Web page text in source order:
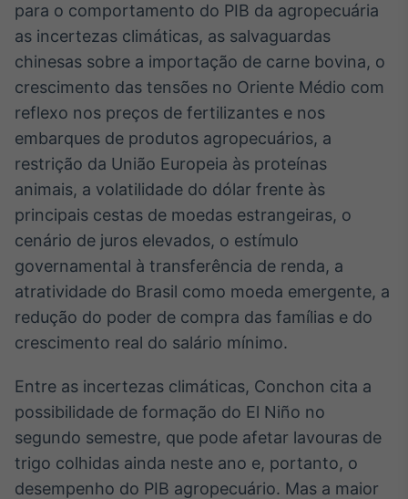
para o comportamento do PIB da agropecuária
as incertezas climáticas, as salvaguardas
chinesas sobre a importação de carne bovina, o
crescimento das tensões no Oriente Médio com
reflexo nos preços de fertilizantes e nos
embarques de produtos agropecuários, a
restrição da União Europeia às proteínas
animais, a volatilidade do dólar frente às
principais cestas de moedas estrangeiras, o
cenário de juros elevados, o estímulo
governamental à transferência de renda, a
atratividade do Brasil como moeda emergente, a
redução do poder de compra das famílias e do
crescimento real do salário mínimo.
Entre as incertezas climáticas, Conchon cita a
possibilidade de formação do El Niño no
segundo semestre, que pode afetar lavouras de
trigo colhidas ainda neste ano e, portanto, o
desempenho do PIB agropecuário. Mas a maior